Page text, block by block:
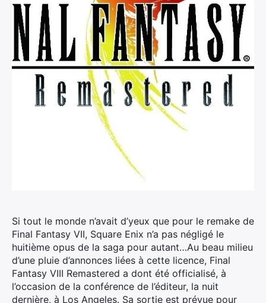
Si tout le monde n’avait d’yeux que pour le remake de
Final Fantasy VII, Square Enix n’a pas négligé le
huitième opus de la saga pour autant…Au beau milieu
d’une pluie d’annonces liées à cette licence, Final
Fantasy VIII Remastered a dont été officialisé, à
l’occasion de la conférence de l’éditeur, la nuit
dernière, à Los Angeles. Sa sortie est prévue pour